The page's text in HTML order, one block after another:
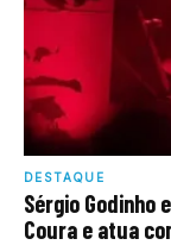
DESTAQUE
Sérgio Godinho
Coura e atua